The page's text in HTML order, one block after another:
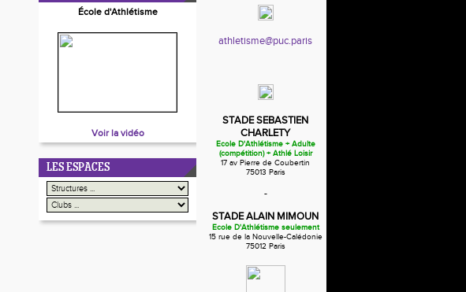
École d'Athlétisme
Voir la vidéo
LES ESPACES
athletisme@puc.paris
STADE SEBASTIEN
CHARLETY
Ecole D'Athlétisme + Adulte
(compétition) + Athlé Loisir
17 av Pierre de Coubertin
75013 Paris
-
STADE ALAIN MIMOUN
Ecole D'Athlétisme seulement
15 rue de la Nouvelle-Calédonie
75012 Paris